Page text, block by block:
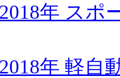
年 スポ
年 軽自